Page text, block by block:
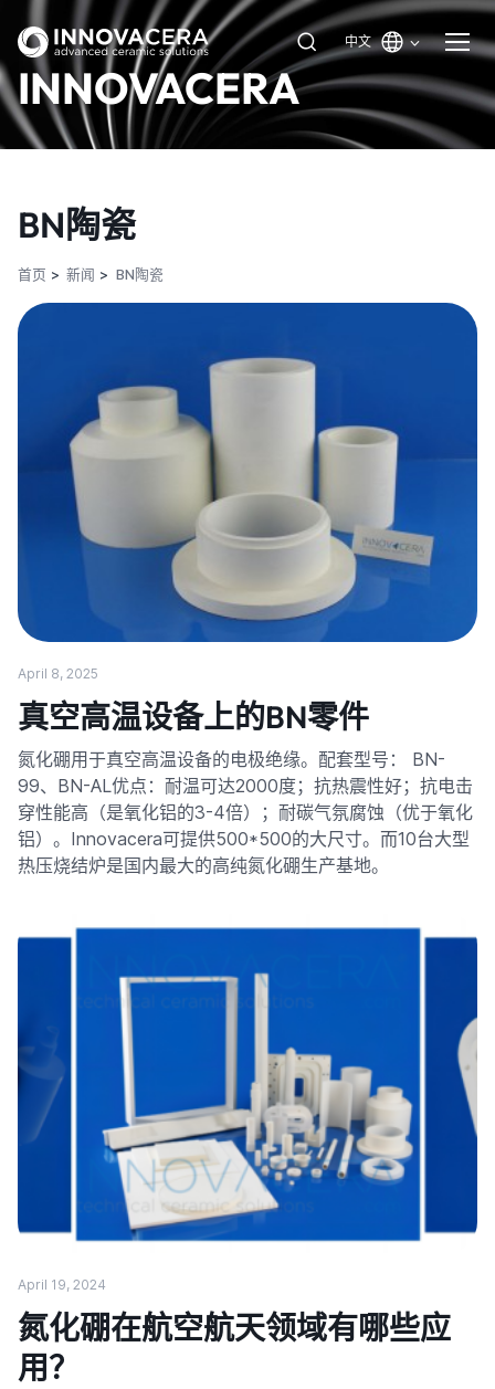
中文
INNOVACERA
BN陶瓷
首页 新闻 BN陶瓷
April 8, 2025
真空高温设备上的BN零件
氮化硼用于真空高温设备的电极绝缘。配套型号： BN-
99、BN-AL优点：耐温可达200​​0度；抗热震性好；抗电击
穿性能高（是氧化铝的3-4倍）；耐碳气氛腐蚀（优于氧化
铝）。Innovacera可提供500*500的大尺寸。而10台大型
热压烧结炉是国内最大的高纯氮化硼生产基地。
April 19, 2024
氮化硼在航空航天领域有哪些应
用？